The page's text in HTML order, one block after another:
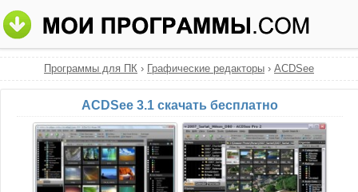
Программы для ПК › Графические редакторы › ACDSee
ACDSee 3.1 скачать бесплатно